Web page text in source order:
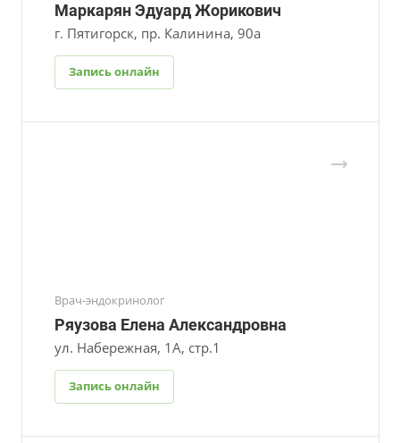
Маркарян Эдуард Жорикович
г. Пятигорск, пр. Калинина, 90а
Запись онлайн
Врач-эндокринолог
Ряузова Елена Александровна
ул. Набережная, 1А, стр.1
Запись онлайн